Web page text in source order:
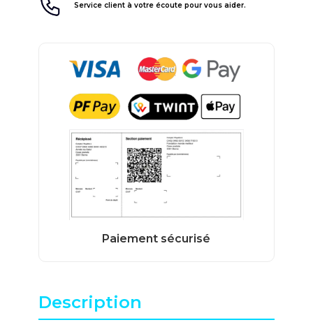
Service client à votre écoute pour vous aider.
Description